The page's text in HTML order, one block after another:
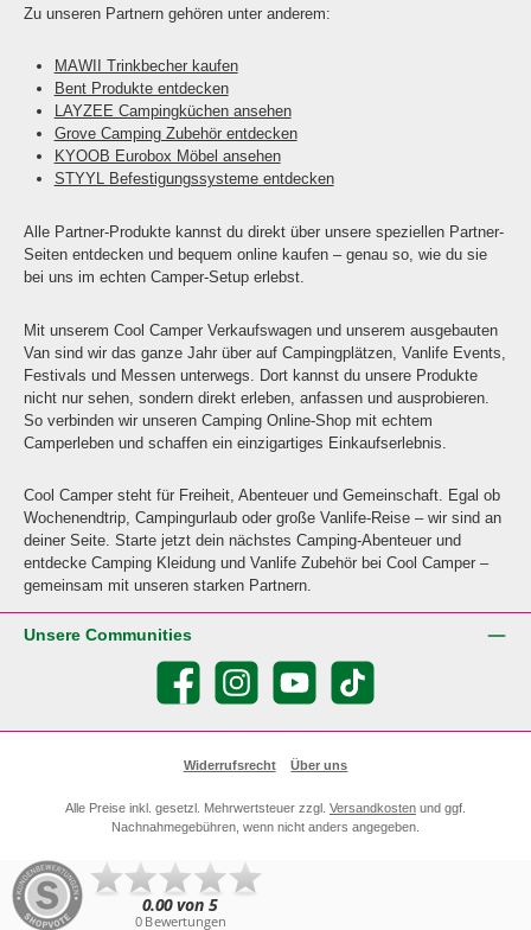
Zu unseren Partnern gehören unter anderem:
MAWII Trinkbecher kaufen
Bent Produkte entdecken
LAYZEE Campingküchen ansehen
Grove Camping Zubehör entdecken
KYOOB Eurobox Möbel ansehen
STYYL Befestigungssysteme entdecken
Alle Partner-Produkte kannst du direkt über unsere speziellen Partner-
Seiten entdecken und bequem online kaufen – genau so, wie du sie
bei uns im echten Camper-Setup erlebst.
Mit unserem Cool Camper Verkaufswagen und unserem ausgebauten
Van sind wir das ganze Jahr über auf Campingplätzen, Vanlife Events,
Festivals und Messen unterwegs. Dort kannst du unsere Produkte
nicht nur sehen, sondern direkt erleben, anfassen und ausprobieren.
So verbinden wir unseren Camping Online-Shop mit echtem
Camperleben und schaffen ein einzigartiges Einkaufserlebnis.
Cool Camper steht für Freiheit, Abenteuer und Gemeinschaft. Egal ob
Wochenendtrip, Campingurlaub oder große Vanlife-Reise – wir sind an
deiner Seite. Starte jetzt dein nächstes Camping-Abenteuer und
entdecke Camping Kleidung und Vanlife Zubehör bei Cool Camper –
gemeinsam mit unseren starken Partnern.
Unsere Communities
Facebook Instagram YouTube TikTok
Widerrufsrecht Über uns
Alle Preise inkl. gesetzl. Mehrwertsteuer zzgl. Versandkosten und ggf.
Nachnahmegebühren, wenn nicht anders angegeben.